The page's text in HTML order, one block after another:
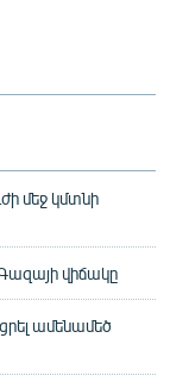
մեջ կմտնի
վիճակը
ամենամեծ